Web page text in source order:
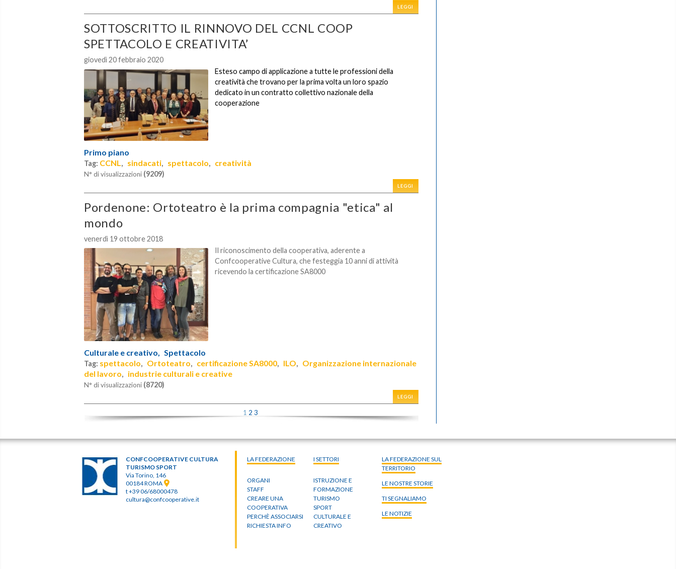
LEGGI
SOTTOSCRITTO IL RINNOVO DEL CCNL COOP
SPETTACOLO E CREATIVITA’
giovedì 20 febbraio 2020
Esteso campo di applicazione a tutte le professioni della
creatività che trovano per la prima volta un loro spazio
dedicato in un contratto collettivo nazionale della
cooperazione
Primo piano
Tag: CCNL, sindacati, spettacolo, creatività
N° di visualizzazioni (9209)
LEGGI
Pordenone: Ortoteatro è la prima compagnia "etica" al
mondo
venerdì 19 ottobre 2018
Il riconoscimento della cooperativa, aderente a
Confcooperative Cultura, che festeggia 10 anni di attività
ricevendo la certificazione SA8000
Culturale e creativo, Spettacolo
Tag: spettacolo, Ortoteatro, certificazione SA8000, ILO, Organizzazione internazionale
del lavoro, industrie culturali e creative
N° di visualizzazioni (8720)
LEGGI
1 2 3
LA FEDERAZIONE
ORGANI
STAFF
CREARE UNA
COOPERATIVA
PERCHÈ ASSOCIARSI
RICHIESTA INFO
LA FEDERAZIONE SUL
TERRITORIO
I SETTORI
ISTRUZIONE E
FORMAZIONE
TURISMO
SPORT
CULTURALE E
CREATIVO
LE NOSTRE STORIE
TI SEGNALIAMO
LE NOTIZIE
CONFCOOPERATIVE CULTURA
TURISMO SPORT
Via Torino, 146
00184 ROMA
t +39 06/68000478
cultura@confcooperative.it